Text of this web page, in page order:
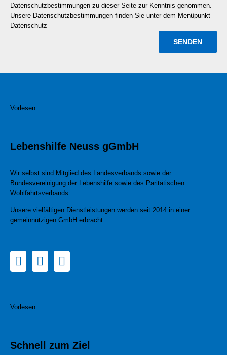
Datenschutzbestimmungen zu dieser Seite zur Kenntnis genommen.
Unsere Datenschutzbestimmungen finden Sie unter dem Menüpunkt
Datenschutz
Vorlesen
Lebenshilfe Neuss gGmbH
Wir selbst sind Mitglied des Landesverbands sowie der
Bundesvereinigung der Lebenshilfe sowie des Paritätischen
Wohlfahrtsverbands.
Unsere vielfältigen Dienstleistungen werden seit 2014 in einer
gemeinnützigen GmbH erbracht.
Vorlesen
Schnell zum Ziel